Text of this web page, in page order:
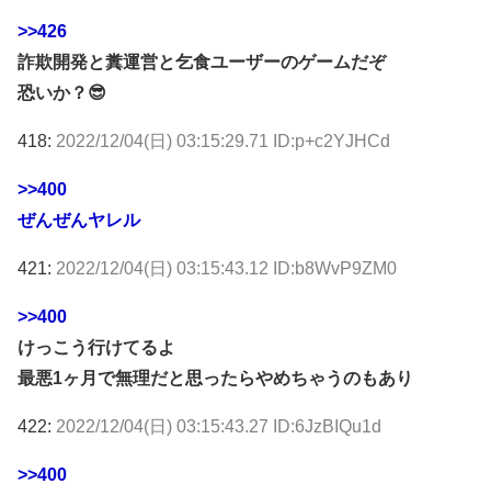
>>426
詐欺開発と糞運営と乞食ユーザーのゲームだぞ
恐いか？😎
418: 2022/12/04(日) 03:15:29.71 ID:p+c2YJHCd
>>400
ぜんぜんヤレル
421: 2022/12/04(日) 03:15:43.12 ID:b8WvP9ZM0
>>400
けっこう行けてるよ
最悪1ヶ月で無理だと思ったらやめちゃうのもあり
422: 2022/12/04(日) 03:15:43.27 ID:6JzBIQu1d
>>400